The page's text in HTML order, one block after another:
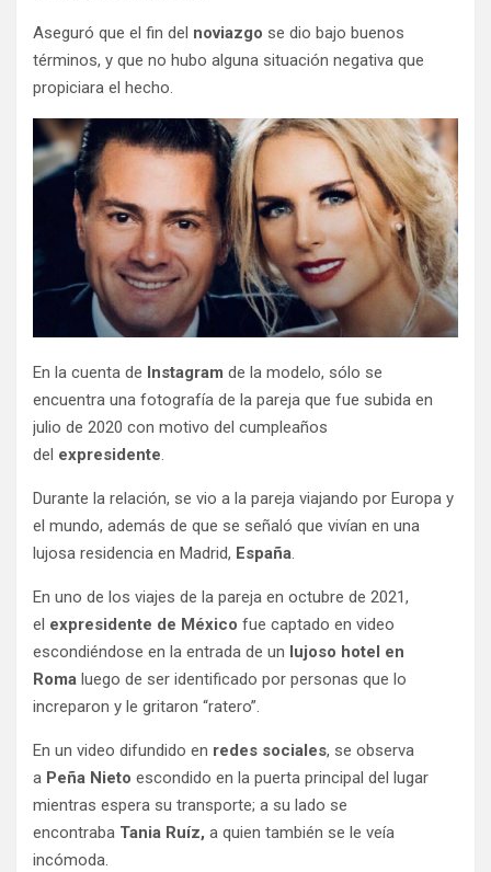
Aseguró que el fin del noviazgo se dio bajo buenos
términos, y que no hubo alguna situación negativa que
propiciara el hecho.
En la cuenta de Instagram de la modelo, sólo se
encuentra una fotografía de la pareja que fue subida en
julio de 2020 con motivo del cumpleaños
del expresidente.
Durante la relación, se vio a la pareja viajando por Europa y
el mundo, además de que se señaló que vivían en una
lujosa residencia en Madrid, España.
En uno de los viajes de la pareja en octubre de 2021,
el expresidente de México fue captado en video
escondiéndose en la entrada de un lujoso hotel en
Roma luego de ser identificado por personas que lo
increparon y le gritaron “ratero”.
En un video difundido en redes sociales, se observa
a Peña Nieto escondido en la puerta principal del lugar
mientras espera su transporte; a su lado se
encontraba Tania Ruíz, a quien también se le veía
incómoda.